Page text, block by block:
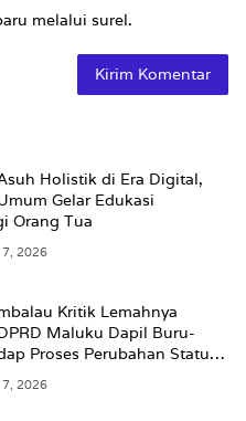
melalui surel.
Holistik di Era Digital,
Gelar Edukasi
Orang Tua
7, 2026
Kritik Lemahnya
Maluku Dapil Buru-
Proses Perubahan Status
7, 2026